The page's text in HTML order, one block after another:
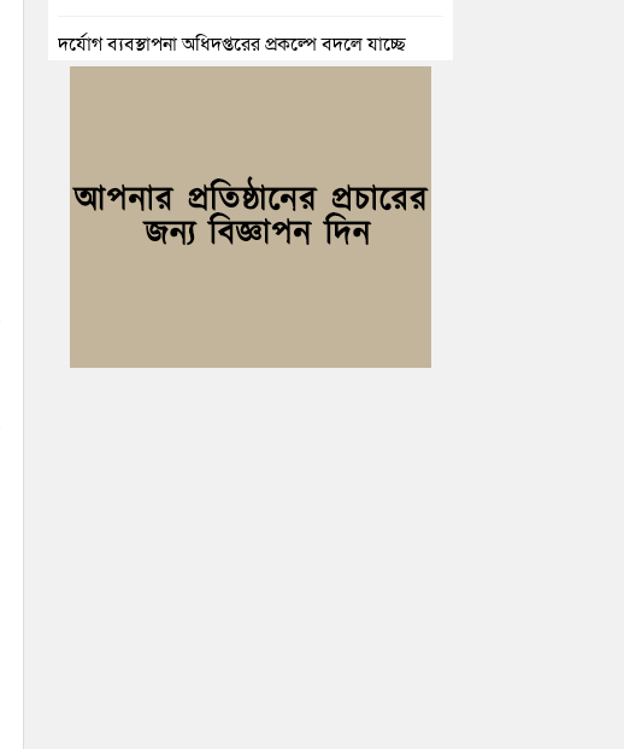
দুর্যোগ ব্যবস্থাপনা অধিদপ্তরের প্রকল্পে বদলে যাচ্ছে
চৌদ্দগ্রামের জনপদ
জুলাই অভ্যুত্থানের দ্বিতীয় বর্ষপূর্তি উপলক্ষে কুমিল্লায়
মাদকের বিরুদ্ধে শিক্ষার্থীদের শপথ